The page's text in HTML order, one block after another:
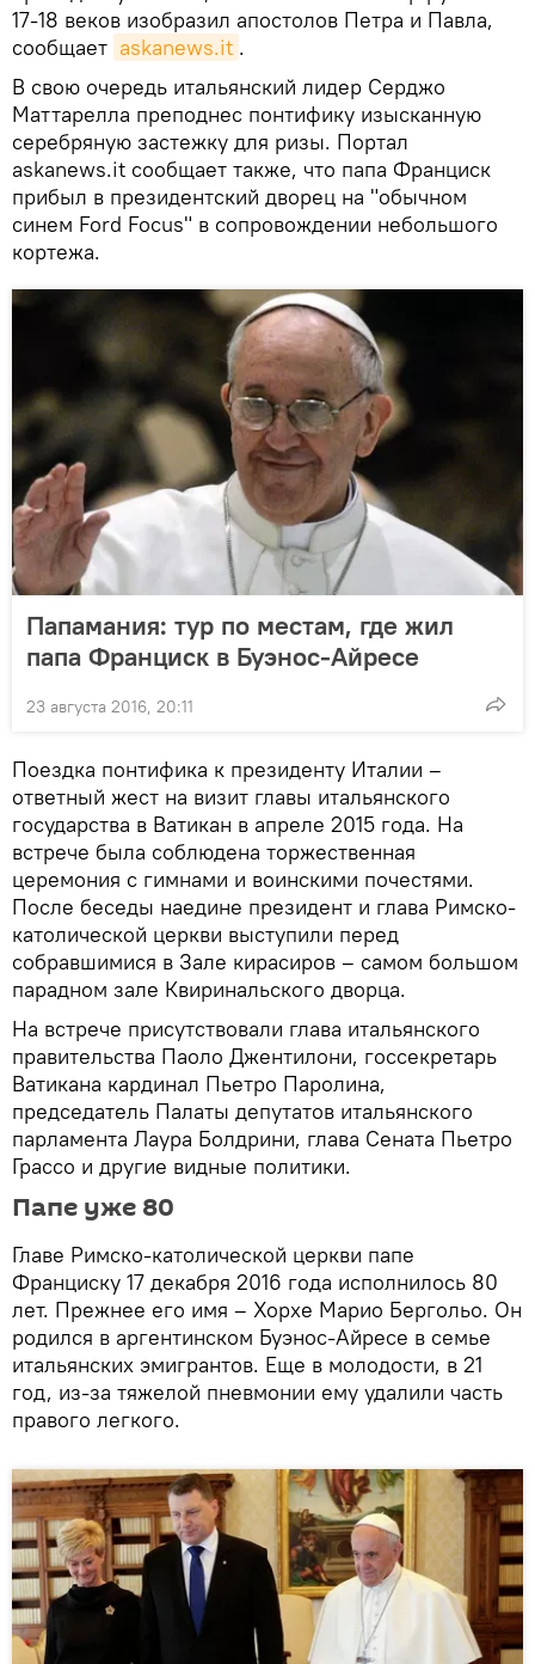
17-18 веков изобразил апостолов Петра и Павла,
сообщает askanews.it .
В свою очередь итальянский лидер Серджо
Маттарелла преподнес понтифику изысканную
серебряную застежку для ризы. Портал
askanews.it сообщает также, что папа Франциск
прибыл в президентский дворец на "обычном
синем Ford Focus" в сопровождении небольшого
кортежа.
Папамания: тур по местам, где жил
папа Франциск в Буэнос-Айресе
23 августа 2016, 20:11
Поездка понтифика к президенту Италии –
ответный жест на визит главы итальянского
государства в Ватикан в апреле 2015 года. На
встрече была соблюдена торжественная
церемония с гимнами и воинскими почестями.
После беседы наедине президент и глава Римско-
католической церкви выступили перед
собравшимися в Зале кирасиров – самом большом
парадном зале Квиринальского дворца.
На встрече присутствовали глава итальянского
правительства Паоло Джентилони, госсекретарь
Ватикана кардинал Пьетро Паролина,
председатель Палаты депутатов итальянского
парламента Лаура Болдрини, глава Сената Пьетро
Грассо и другие видные политики.
Папе уже 80
Главе Римско-католической церкви папе
Франциску 17 декабря 2016 года исполнилось 80
лет. Прежнее его имя – Хорхе Марио Бергольо. Он
родился в аргентинском Буэнос-Айресе в семье
итальянских эмигрантов. Еще в молодости, в 21
год, из-за тяжелой пневмонии ему удалили часть
правого легкого.